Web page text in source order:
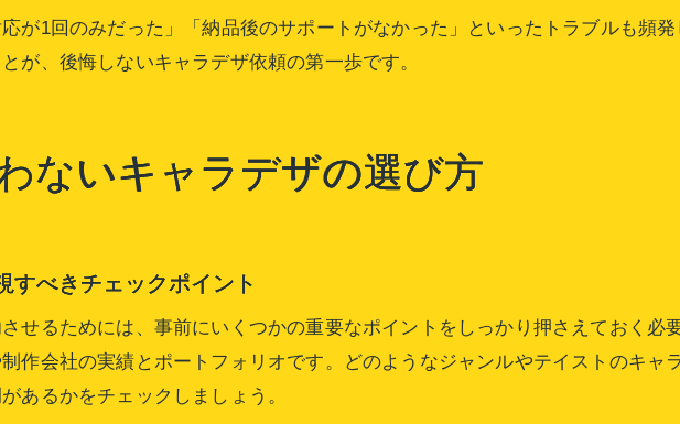
が1回のみだった」「納品後のサポートがなかった」といったトラブルも頻
が、後悔しないキャラデザ依頼の第一歩です。
ないキャラデザの選び方
すべきチェックポイント
せるためには、事前にいくつかの重要なポイントをしっかり押さえておく必
作会社の実績とポートフォリオです。どのようなジャンルやテイストのキャ
あるかをチェックしましょう。